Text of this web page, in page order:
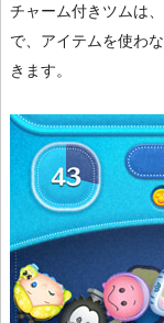
チャーム付きツムは
で、アイテムを使わ
きます。